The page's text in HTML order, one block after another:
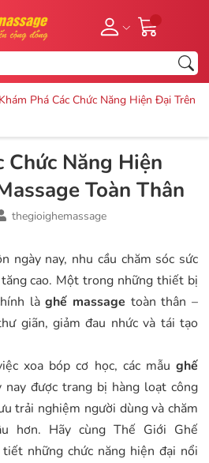
Khám Phá Các Chức Năng Hiện Đại Trên
Chức Năng Hiện
Toàn Thân
thegioighemassage
ngày nay, nhu cầu chăm sóc sức
cao. Một trong những thiết bị
làghế massage toàn thân –
giãn, giảm đau nhức và tái tạo
xoa bóp cơ học, các mẫu ghế
nay được trang bị hàng loạt công
trải nghiệm người dùng và chăm
hơn. Hãy cùng Thế Giới Ghế
những chức năng hiện đại nổi